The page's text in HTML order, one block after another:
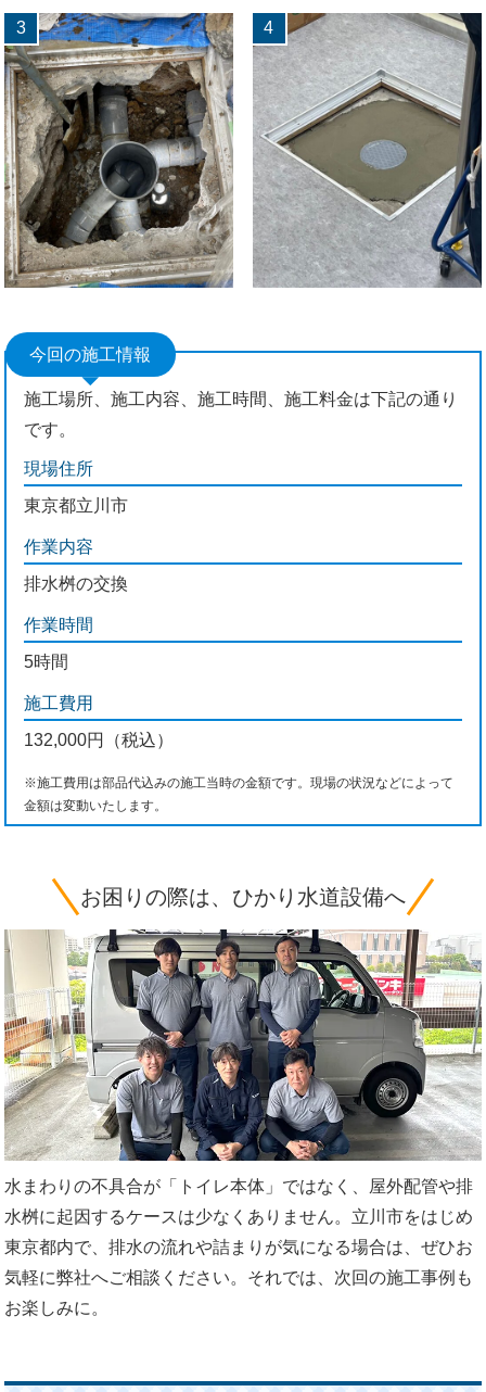
3 4
今回の施工情報
施工場所、施工内容、施工時間、施工料金は下記の通り
です。
現場住所
東京都立川市
作業内容
排水桝の交換
作業時間
5時間
施工費用
132,000円（税込）
※施工費用は部品代込みの施工当時の金額です。現場の状況などによって
金額は変動いたします。
お困りの際は、ひかり水道設備へ
水まわりの不具合が「トイレ本体」ではなく、屋外配管や排
水桝に起因するケースは少なくありません。立川市をはじめ
東京都内で、排水の流れや詰まりが気になる場合は、ぜひお
気軽に弊社へご相談ください。それでは、次回の施工事例も
お楽しみに。